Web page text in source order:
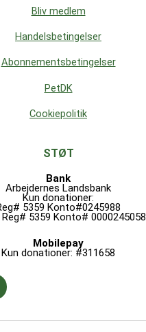
Bliv medlem
Handelsbetingelser
Abonnementsbetingelser
PetDK
Cookiepolitik
STØT
Bank
Arbejdernes Landsbank
Kun donationer:
5359 Konto#0245988
5359 Konto# 0000245058
Mobilepay
Kun donationer: #311658